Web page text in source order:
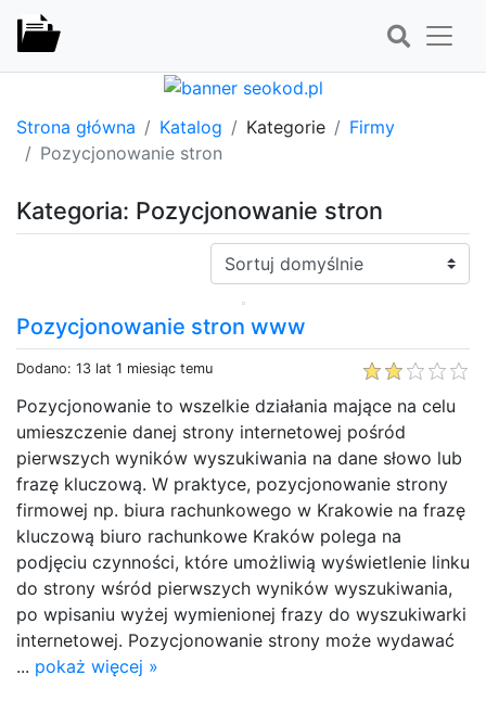
Strona główna Katalog Kategorie
Firmy
Pozycjonowanie stron
Kategoria: Pozycjonowanie stron
Sortuj:
Pozycjonowanie stron www
Dodano: 13 lat 1 miesiąc temu
Pozycjonowanie to wszelkie działania mające na celu
umieszczenie danej strony internetowej pośród
pierwszych wyników wyszukiwania na dane słowo lub
frazę kluczową. W praktyce, pozycjonowanie strony
firmowej np. biura rachunkowego w Krakowie na frazę
kluczową biuro rachunkowe Kraków polega na
podjęciu czynności, które umożliwią wyświetlenie linku
do strony wśród pierwszych wyników wyszukiwania,
po wpisaniu wyżej wymienionej frazy do wyszukiwarki
internetowej. Pozycjonowanie strony może wydawać
... pokaż więcej »